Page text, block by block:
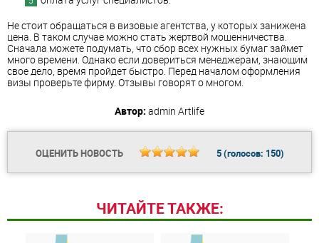
Не стоит обращаться в визовые агентства, у которых занижена
цена. В таком случае можно стать жертвой мошенничества.
Сначала можете подумать, что сбор всех нужных бумаг займет
много времени. Однако если довериться менеджерам, знающим
свое дело, время пройдет быстро. Перед началом оформления
визы проверьте фирму. Отзывы говорят о многом.
Автор: admin Artlife
ОЦЕНИТЬ НОВОСТЬ 5(голосов: 150)
ЧИТАЙТЕ ТАКЖЕ: